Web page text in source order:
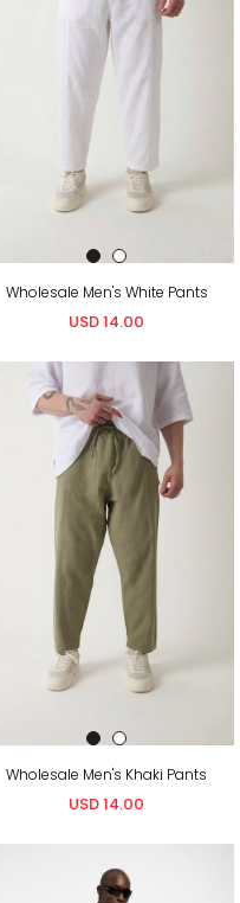
Wholesale Men's White Pants
USD 14.00
Wholesale Men's Khaki Pants
USD 14.00